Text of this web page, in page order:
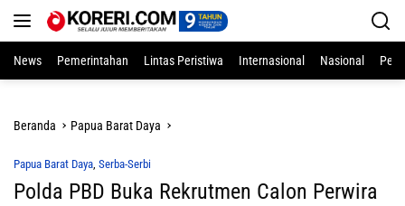
News
Pemerintahan Lintas Peristiwa Internasional Nasional
Beranda Papua Barat Daya
Papua Barat Daya, Serba-Serbi
Polda PBD Buka Rekrutmen Calon Perwira